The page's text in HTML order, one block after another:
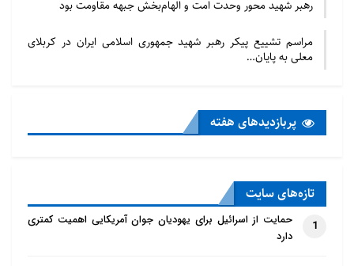
رهبر شهید محور وحدت امت و الهام‌بخش جبهه مقاومت بود
مراسم تشییع پیکر رهبر شهید جمهوری اسلامی ایران در کربلای
معلی به پایان…
پربازدید‌های هفته
تازه‌‌های سایت
1
حمایت از اسرائیل برای یهودیان جوان آمریکایی اهمیت کمتری
دارد